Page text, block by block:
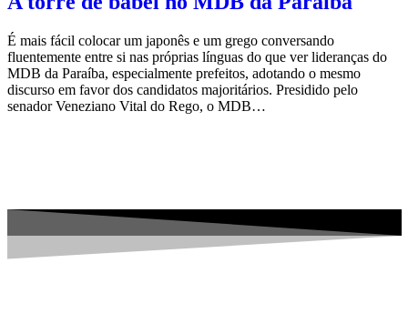
É mais fácil colocar um japonês e um grego conversando
fluentemente entre si nas próprias línguas do que ver lideranças do
MDB da Paraíba, especialmente prefeitos, adotando o mesmo
discurso em favor dos candidatos majoritários. Presidido pelo
senador Veneziano Vital do Rego, o MDB…